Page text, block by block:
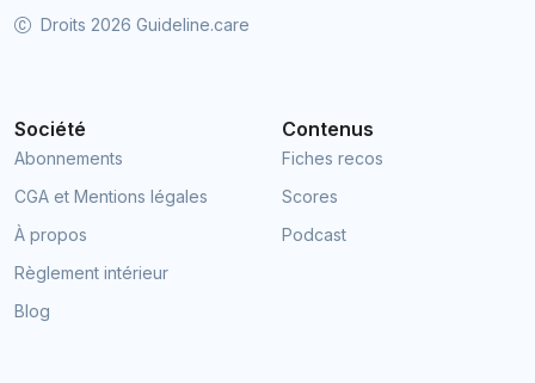
Droits 2026 Guideline.care
Société
Abonnements
CGA et Mentions légales
À propos
Règlement intérieur
Blog
Contenus
Fiches recos
Scores
Podcast